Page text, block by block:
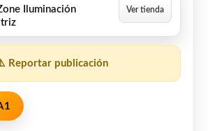
Iluminación
Reportar publicación
1